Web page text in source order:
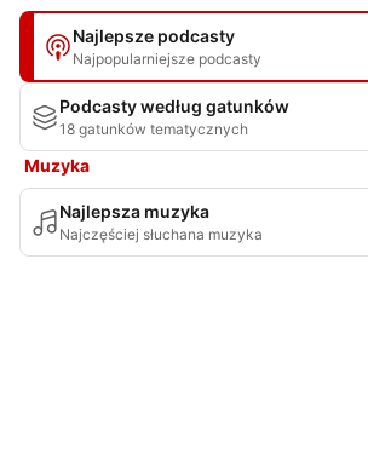
Najlepsze podcasty
Najpopularniejsze podcasty
Podcasty według gatunków
18 gatunków tematycznych
Muzyka
Najlepsza muzyka
Najczęściej słuchana muzyka